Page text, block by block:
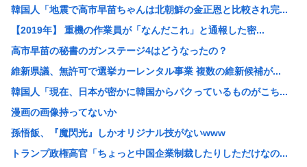
be[662593167]⇦こいつ中国のことが好きすぎて...
元キャバ嬢のMINAさん（みなちゃん）が配信中に亡くなっ...
【衝撃】NHK職員が番組出演タレントから性被害←これ！
中国政府、強烈な不満を表明「泥棒が『泥棒を捕まえろ』と叫...
【速報】 記者「中革連は食料品消費税ゼロを公約に掲げてい...
高市総理の非核三原則「堅持しながら」→「堅持しつつ」→「...
「盗人たけだけしい」中国国防省が防衛白書に反発 「日本の...
【悲報】なんでお前らチクニーしないの？
韓国人「地震で高市早苗ちゃんは北朝鮮の金正恩と比較され完...
【2019年】 重機の作業員が「なんだこれ」と通報した密...
高市早苗の秘書のガンステージ4はどうなったの？
維新県議、無許可で選挙カーレンタル事業 複数の維新候補が...
韓国人「現在、日本が密かに韓国からパクっているものがこち...
漫画の画像持ってないか
孫悟飯、『魔閃光』しかオリジナル技がないwww
トランプ政権高官「ちょっと中国企業制裁したりしただけなの...